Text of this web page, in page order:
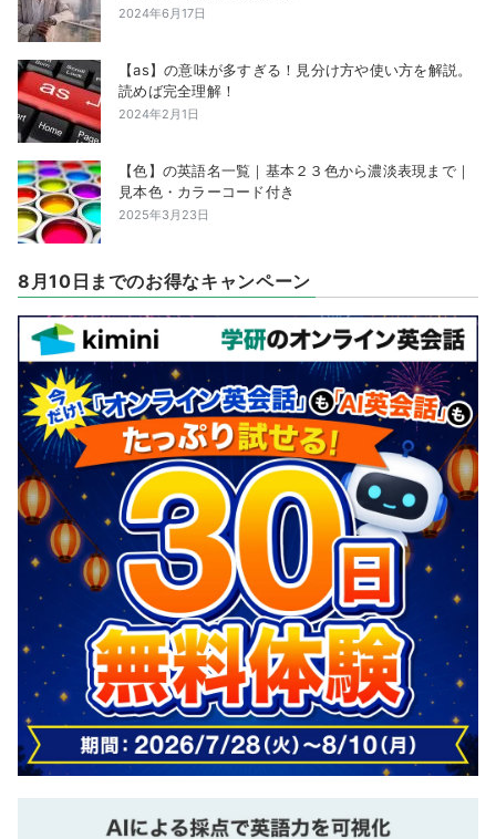
2024年6月17日
【as】の意味が多すぎる！見分け方や使い方を解説。
読めば完全理解！
2024年2月1日
【色】の英語名一覧｜基本２３色から濃淡表現まで｜
見本色・カラーコード付き
2025年3月23日
8月10日までのお得なキャンペーン